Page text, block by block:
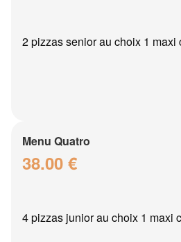
2 pizzas senior au choix 1 maxi
Menu Quatro
38.00 €
4 pizzas junior au choix 1 maxi